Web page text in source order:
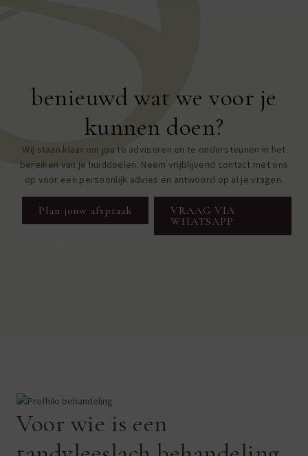
benieuwd wat we voor je
kunnen doen?
Wij staan klaar om jou te adviseren en te ondersteunen in het
bereiken van je huiddoelen. Neem vrijblijvend contact met ons
op voor een persoonlijk advies en antwoord op al je vragen.
Plan jouw afspraak
VRAAG VIA
WHATSAPP
Voor wie is een